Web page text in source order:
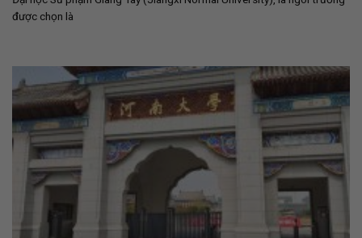
được chọn là